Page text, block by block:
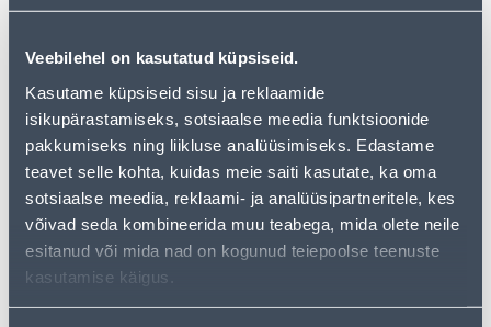
Veebilehel on kasutatud küpsiseid.
Kasutame küpsiseid sisu ja reklaamide
isikupärastamiseks, sotsiaalse meedia funktsioonide
pakkumiseks ning liikluse analüüsimiseks. Edastame
teavet selle kohta, kuidas meie saiti kasutate, ka oma
sotsiaalse meedia, reklaami- ja analüüsipartneritele, kes
võivad seda kombineerida muu teabega, mida olete neile
esitanud või mida nad on kogunud teiepoolse teenuste
kasutamise käigus.
• Allvalgusti võimsusega 11,2 W, mis on samaväärne
hõõglambiga 90 W.
• Valgusvoog on 1340 lm ja valguse temperatuur 3000
• Korpuse materjal on plastik.
• 14-päevane tagastusõigus.
Доставка невозможна